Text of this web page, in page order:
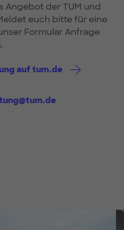
Angebot der TUM und
euch bitte für eine
Formular Anfrage
auf tum.de